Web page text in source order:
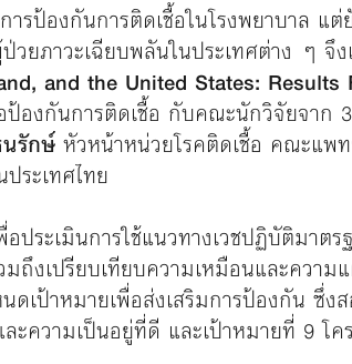
รป้องกันการติดเชื้อในโรงพยาบาล แ
วยภาวะเฉียบพลันในประเทศต่าง ๆ จึ
and the United States: Results
ป้องกันการติดเชื้อ กับคณะนักวิจัยจาก
รักษ์หัวหน้าหน่วยโรคติดเชื้อ คณะแพ
ระเทศไทย
ประเมินการใช้แนวทางเวชปฏิบัติมาต
งเปรียบเทียบความเหมือนและความ
ดเป้าหมายเพื่อส่งเสริมการป้องกัน ซึ่ง
ความเป็นอยู่ที่ดี และเป้าหมายที่ 9 โค